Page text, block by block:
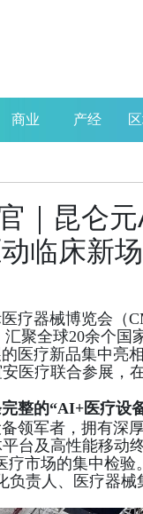
商业 产经
｜昆仑
临床新
疗器械博览会（
聚全球20余个
医疗新品集中亮
医疗联合参展，
整的“AI+医疗设
领军者，拥有深
台及高性能移动
市场的集中检
负责人、医疗器